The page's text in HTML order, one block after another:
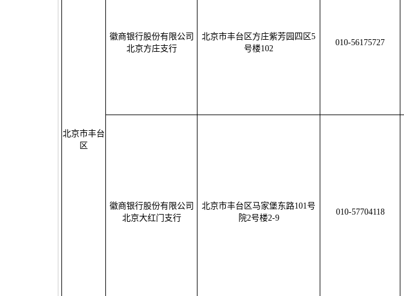
北京市丰台
区
徽商银行股份有限公司
北京方庄支行
北京市丰台区方庄紫芳园四区5
号楼102
010-56175727
徽商银行股份有限公司
北京大红门支行
北京市丰台区马家堡东路101号
院2号楼2-9
010-57704118